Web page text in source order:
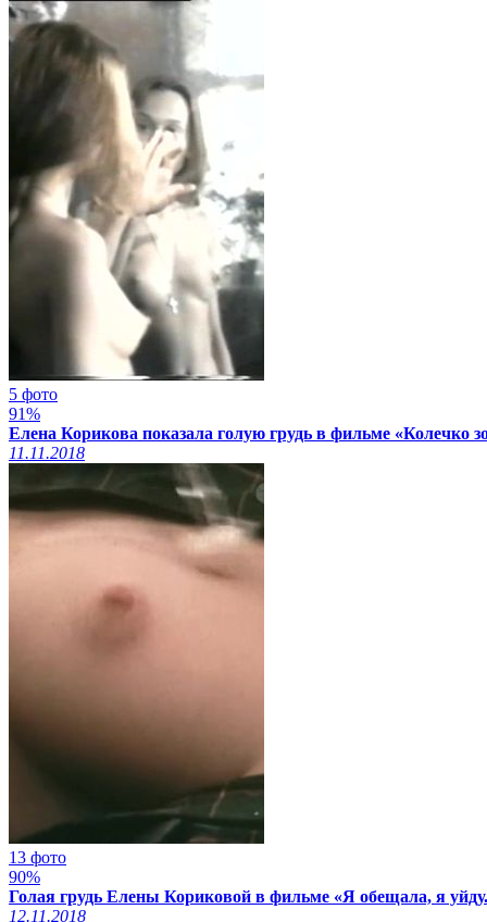
5 фото
91%
Елена Корикова показала голую грудь в фильме «Колечко
11.11.2018
13 фото
90%
Голая грудь Елены Кориковой в фильме «Я обещала, я
12.11.2018